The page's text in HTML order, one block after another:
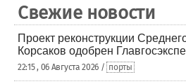
Свежие новости
Проект реконструкции
Корсаков одобрен
22:15 , 06 Августа 2026 / порты